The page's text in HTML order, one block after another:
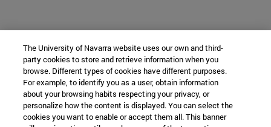
The University of Navarra website uses our own and third-
party cookies to store and retrieve information when you
browse. Different types of cookies have different purposes.
For example, to identify you as a user, obtain information
about your browsing habits respecting your privacy, or
personalize how the content is displayed. You can select the
cookies you want to enable or accept them all. This banner